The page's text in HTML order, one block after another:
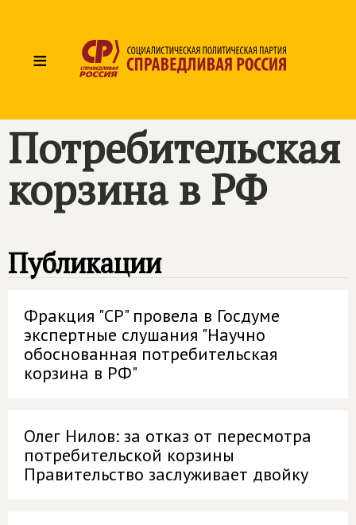
≡
Потребительская
корзина в РФ
Публикации
Фракция "СР" провела в Госдуме
экспертные слушания "Научно
обоснованная потребительская
корзина в РФ"
Олег Нилов: за отказ от пересмотра
потребительской корзины
Правительство заслуживает двойку